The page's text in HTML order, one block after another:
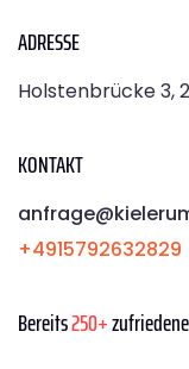
ADRESSE
Holstenbrücke 3,
KONTAKT
+4915792632829
Bereits250+